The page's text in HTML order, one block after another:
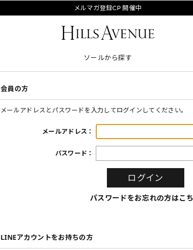
メルマガ登録CP 開催中
ソールから探す
会員の方
メールアドレスとパスワードを入力してログインしてください。
メールアドレス：
パスワード：
パスワードをお忘れの方はこ
LINEアカウントをお持ちの方